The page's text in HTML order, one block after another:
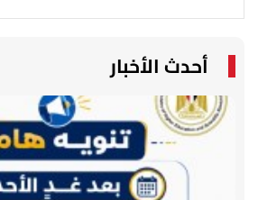
أحدث الأخبار